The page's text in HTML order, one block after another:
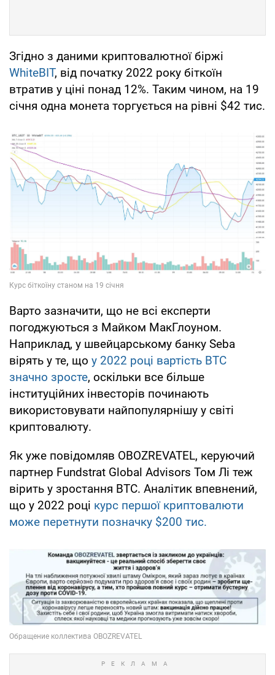
Згідно з даними криптовалютної біржі
WhiteBIT, від початку 2022 року біткоїн
втратив у ціні понад 12%. Таким чином, на 19
січня одна монета торгується на рівні $42 тис.
Варто зазначити, що не всі експерти
погоджуються з Майком МакГлоуном.
Наприклад, у швейцарському банку Seba
вірять у те, що у 2022 році вартість BTC
значно зросте, оскільки все більше
інституційних інвесторів починають
використовувати найпопулярнішу у світі
криптовалюту.
Як уже повідомляв OBOZREVATEL, керуючий
партнер Fundstrat Global Advisors Том Лі теж
вірить у зростання BTC. Аналітик впевнений,
що у 2022 році курс першої криптовалюти
може перетнути позначку $200 тис.